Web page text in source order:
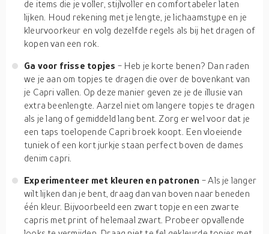
de items die je voller, stijlvoller en comfortabeler laten
lijken. Houd rekening met je lengte, je lichaamstype en je
kleurvoorkeur en volg dezelfde regels als bij het dragen of
kopen van een rok.
Ga voor frisse topjes - Heb je korte benen? Dan raden
we je aan om topjes te dragen die over de bovenkant van
je Capri vallen. Op deze manier geven ze je de illusie van
extra beenlengte. Aarzel niet om langere topjes te dragen
als je lang of gemiddeld lang bent. Zorg er wel voor dat je
een taps toelopende Capri broek koopt. Een vloeiende
tuniek of een kort jurkje staan perfect boven de dames
denim capri.
Experimenteer met kleuren en patronen - Als je langer
wilt lijken dan je bent, draag dan van boven naar beneden
één kleur. Bijvoorbeeld een zwart topje en een zwarte
capris met print of helemaal zwart. Probeer opvallende